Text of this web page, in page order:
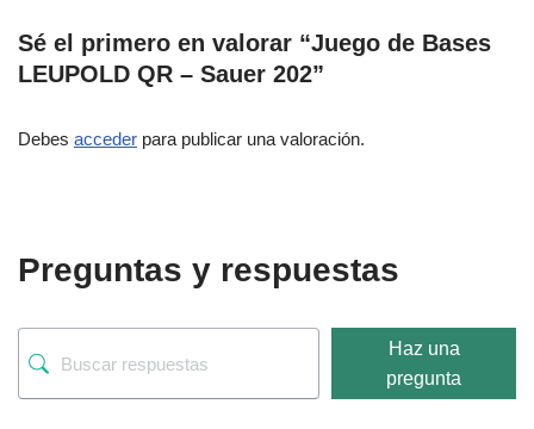
Sé el primero en valorar “Juego de Bases
LEUPOLD QR – Sauer 202”
Debes acceder para publicar una valoración.
Preguntas y respuestas
Haz una
pregunta